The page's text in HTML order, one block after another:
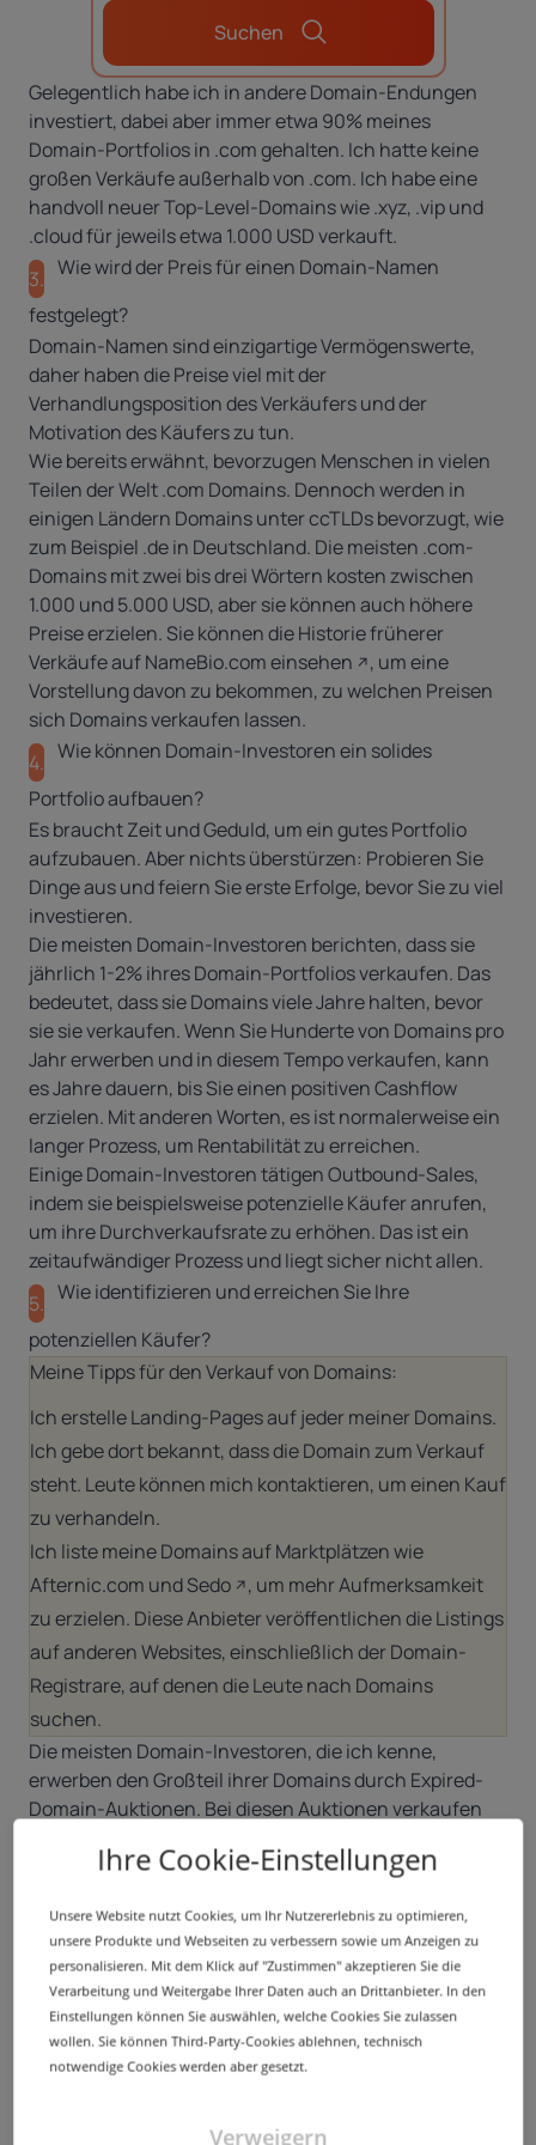
Suchen
Gelegentlich habe ich in andere Domain-Endungen
investiert, dabei aber immer etwa 90% meines
Domain-Portfolios in .com gehalten. Ich hatte keine
großen Verkäufe außerhalb von .com. Ich habe eine
handvoll neuer Top-Level-Domains wie .xyz, .vip und
.cloud für jeweils etwa 1.000 USD verkauft.
3. Wie wird der Preis für einen Domain-Namen
festgelegt?
Domain-Namen sind einzigartige Vermögenswerte,
daher haben die Preise viel mit der
Verhandlungsposition des Verkäufers und der
Motivation des Käufers zu tun.
Wie bereits erwähnt, bevorzugen Menschen in vielen
Teilen der Welt.com Domains. Dennoch werden in
einigen Ländern Domains unter ccTLDs bevorzugt, wie
zum Beispiel .dein Deutschland. Die meisten .com-
Domains mit zwei bis drei Wörtern kosten zwischen
1.000 und 5.000 USD, aber sie können auch höhere
Preise erzielen. Sie können die Historie früherer
Verkäufe aufNameBio.com einsehen
, um eine
Vorstellung davon zu bekommen, zu welchen Preisen
sich Domains verkaufen lassen.
4. Wie können Domain-Investoren ein solides
Portfolio aufbauen?
Es braucht Zeit und Geduld, um ein gutes Portfolio
aufzubauen. Aber nichts überstürzen: Probieren Sie
Dinge aus und feiern Sie erste Erfolge, bevor Sie zu viel
investieren.
Die meisten Domain-Investoren berichten, dass sie
jährlich 1-2% ihres Domain-Portfolios verkaufen. Das
bedeutet, dass sie Domains viele Jahre halten, bevor
sie sie verkaufen. Wenn Sie Hunderte von Domains pro
Jahr erwerben und in diesem Tempo verkaufen, kann
es Jahre dauern, bis Sie einen positiven Cashflow
erzielen. Mit anderen Worten, es ist normalerweise ein
langer Prozess, um Rentabilität zu erreichen.
Einige Domain-Investoren tätigen Outbound-Sales,
indem sie beispielsweise potenzielle Käufer anrufen,
um ihre Durchverkaufsrate zu erhöhen. Das ist ein
zeitaufwändiger Prozess und liegt sicher nicht allen.
5. Wie identifizieren und erreichen Sie Ihre
potenziellen Käufer?
Meine Tipps für den Verkauf von Domains:
Ich erstelle Landing-Pages auf jeder meiner Domains.
Ich gebe dort bekannt, dass die Domain zum Verkauf
steht. Leute können mich kontaktieren, um einen Kauf
zu verhandeln.
Ich liste meine Domains auf Marktplätzen wie
Afternic.com undSedo
, um mehr Aufmerksamkeit
zu erzielen. Diese Anbieter veröffentlichen die Listings
auf anderen Websites, einschließlich der Domain-
Registrare, auf denen die Leute nach Domains
suchen.
Die meisten Domain-Investoren, die ich kenne,
erwerben den Großteil ihrer Domains durch Expired-
Domain-Auktionen. Bei diesen Auktionen verkaufen
verlängert wurden. Es ist eine hervorragende
Wie sieht die Partnerschaft mit Domain-Brokern
aus?
Domain-Broker erhalten in der Regel einen Teil des
Verkaufspreises. Sie arbeiten ausschließlich mit
wertvolleren Domain-Namen, wie beispielsweise
Ihre Cookie-Einstellungen
Unsere Website nutzt Cookies, um Ihr Nutzererlebnis zu optimieren,
unsere Produkte und Webseiten zu verbessern sowie um Anzeigen zu
personalisieren. Mit dem Klick auf "Zustimmen" akzeptieren Sie die
Verarbeitung und Weitergabe Ihrer Daten auch an Drittanbieter. In den
Einstellungen können Sie auswählen, welche Cookies Sie zulassen
wollen. Sie können Third-Party-Cookies ablehnen, technisch
notwendige Cookies werden aber gesetzt.
Verweigern